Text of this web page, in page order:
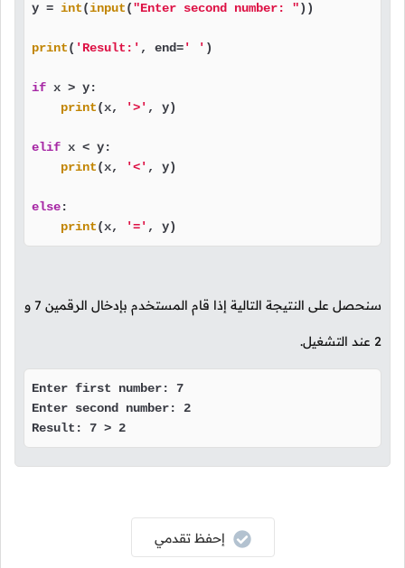
y = int(input("Enter second number: "))
print( 'Result:' , end=' ' )
if x > y:
print(x, '>' , y)
elif x < y:
print(x, '<' , y)
else:
print(x, '=' , y)
سنحصل على النتيجة التالية إذا قام المستخدم بإدخال الرقمين 7 و
2 عند التشغيل.
Enter first number: 7
Enter second number: 2
Result: 7 > 2
إحفظ تقدمي